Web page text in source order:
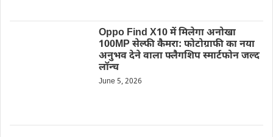
Oppo Find X10 में मिलेगा अनोखा
100MP सेल्फी कैमरा: फोटोग्राफी का नया
अनुभव देने वाला फ्लैगशिप स्मार्टफोन जल्द
लॉन्च
June 5, 2026